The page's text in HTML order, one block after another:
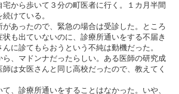
から歩いて３分の町医者に行く。１カ月半間
けている。
あったので、緊急の場合は受診した。ところ
も出ていないのに、診療所通いをする不届き
に診てもらおうという不純は動機だった。
、マドンナだったらしい。ある医師の研究成
は女医さんと同じ高校だったので、教えてく
、診療所通いをすることはなかった。いや、